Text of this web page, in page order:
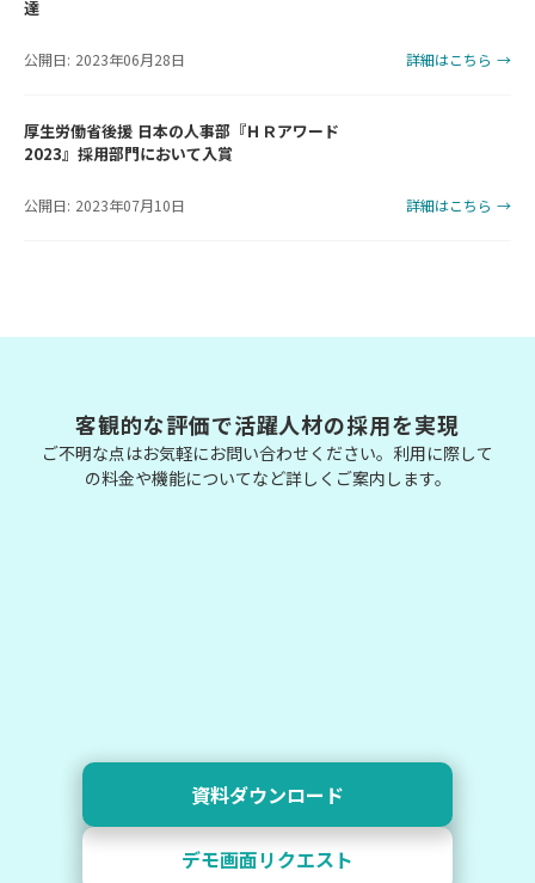
達
公開日: 2023年06月28日 詳細はこちら →
厚生労働省後援 日本の人事部『ＨＲアワード
2023』採用部門において入賞
公開日: 2023年07月10日 詳細はこちら →
客観的な評価で活躍人材の採用を実現
ご不明な点はお気軽にお問い合わせください。利用に際して
の料金や機能についてなど詳しくご案内します。
デモ画面リクエスト
資料ダウンロード